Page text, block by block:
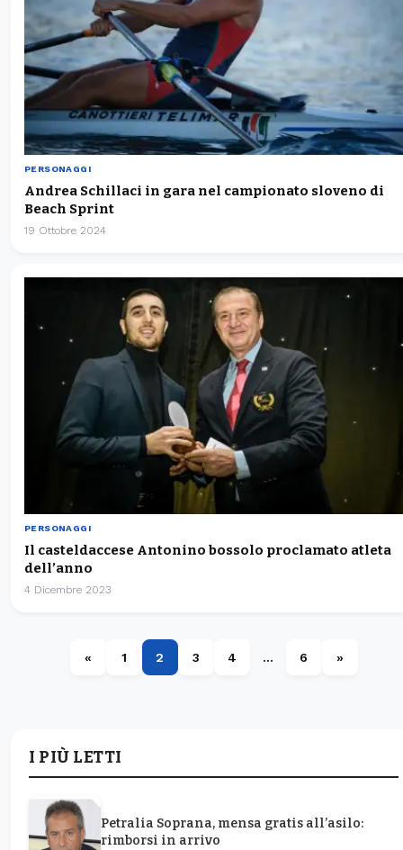
PERSONAGGI
Andrea Schillaci in gara nel campionato sloveno di
Beach Sprint
19 Ottobre 2024
PERSONAGGI
Il casteldaccese Antonino bossolo proclamato atleta
dell’anno
4 Dicembre 2023
« 1 2 3 4 … 6 »
I PIÙ LETTI
Petralia Soprana, mensa gratis all’asilo:
rimborsi in arrivo